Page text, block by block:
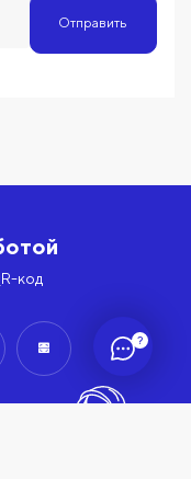
?
Отправить
код